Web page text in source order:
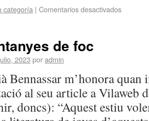
categoría | Comentarios desactivados
de foc
2023 poradmin
Bennassar m’honora
al seu article a Vilaweb
doncs): “Aquest estiu